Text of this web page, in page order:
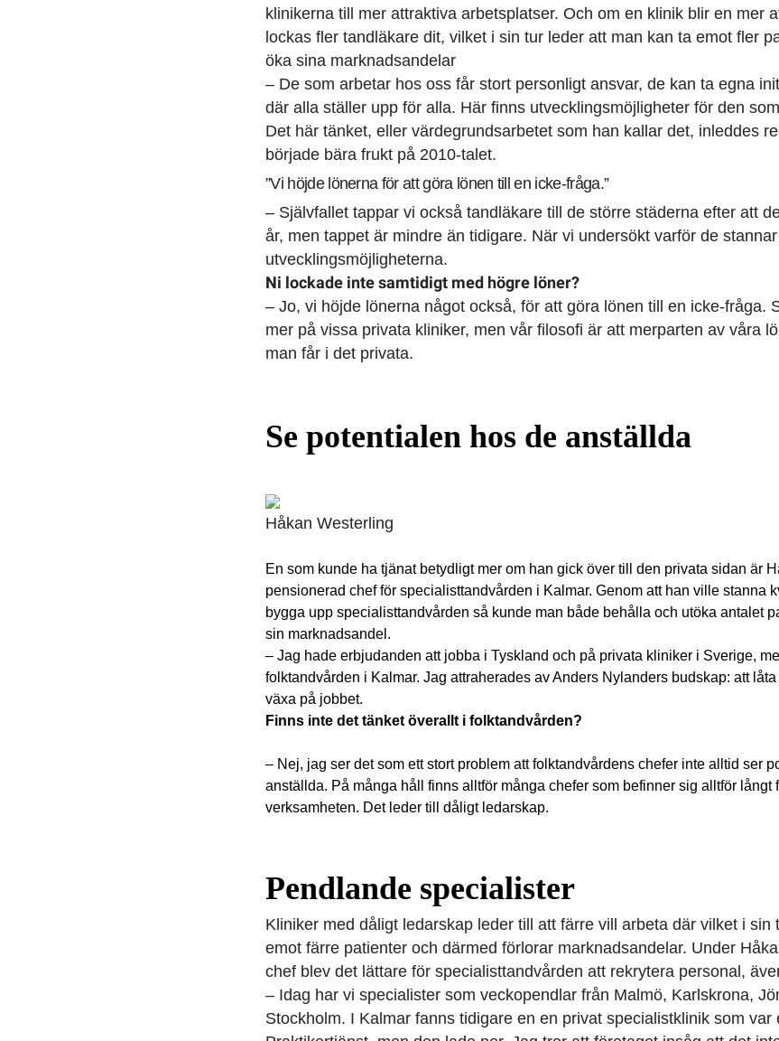
klinikerna till mer attraktiva arbetsplatser. Och om en klinik blir en mer
lockas fler tandläkare dit, vilket i sin tur leder att man kan ta emot fler
öka sina marknadsandelar
– De som arbetar hos oss får stort personligt ansvar, de kan ta egna
där alla ställer upp för alla. Här finns utvecklingsmöjligheter för den
Det här tänket, eller värdegrundsarbetet som han kallar det, inleddes
började bära frukt på 2010-talet.
”Vi höjde lönerna för att göra lönen till en icke-fråga.”
– Självfallet tappar vi också tandläkare till de större städerna efter att
år, men tappet är mindre än tidigare. När vi undersökt varför de
utvecklingsmöjligheterna.
Ni lockade inte samtidigt med högre löner?
– Jo, vi höjde lönerna något också, för att göra lönen till en icke-fråga.
mer på vissa privata kliniker, men vår filosofi är att merparten av våra
man får i det privata.
Se potentialen hos de anställda
Håkan Westerling
En som kunde ha tjänat betydligt mer om han gick över till den privata sidan är
pensionerad chef för specialisttandvården i Kalmar. Genom att han ville stanna
bygga upp specialisttandvården så kunde man både behålla och utöka antalet
sin marknadsandel.
– Jag hade erbjudanden att jobba i Tyskland och på privata kliniker i Sverige,
folktandvården i Kalmar. Jag attraherades av Anders Nylanders budskap: att
växa på jobbet.
Finns inte det tänket överallt i folktandvården?
– Nej, jag ser det som ett stort problem att folktandvårdens chefer inte alltid ser
anställda. På många håll finns alltför många chefer som befinner sig alltför långt
verksamheten. Det leder till dåligt ledarskap.
Pendlande specialister
Kliniker med dåligt ledarskap leder till att färre vill arbeta där vilket i sin
emot färre patienter och därmed förlorar marknadsandelar. Under
chef blev det lättare för specialisttandvården att rekrytera personal,
– Idag har vi specialister som veckopendlar från Malmö, Karlskrona,
Stockholm. I Kalmar fanns tidigare en en privat specialistklinik som var